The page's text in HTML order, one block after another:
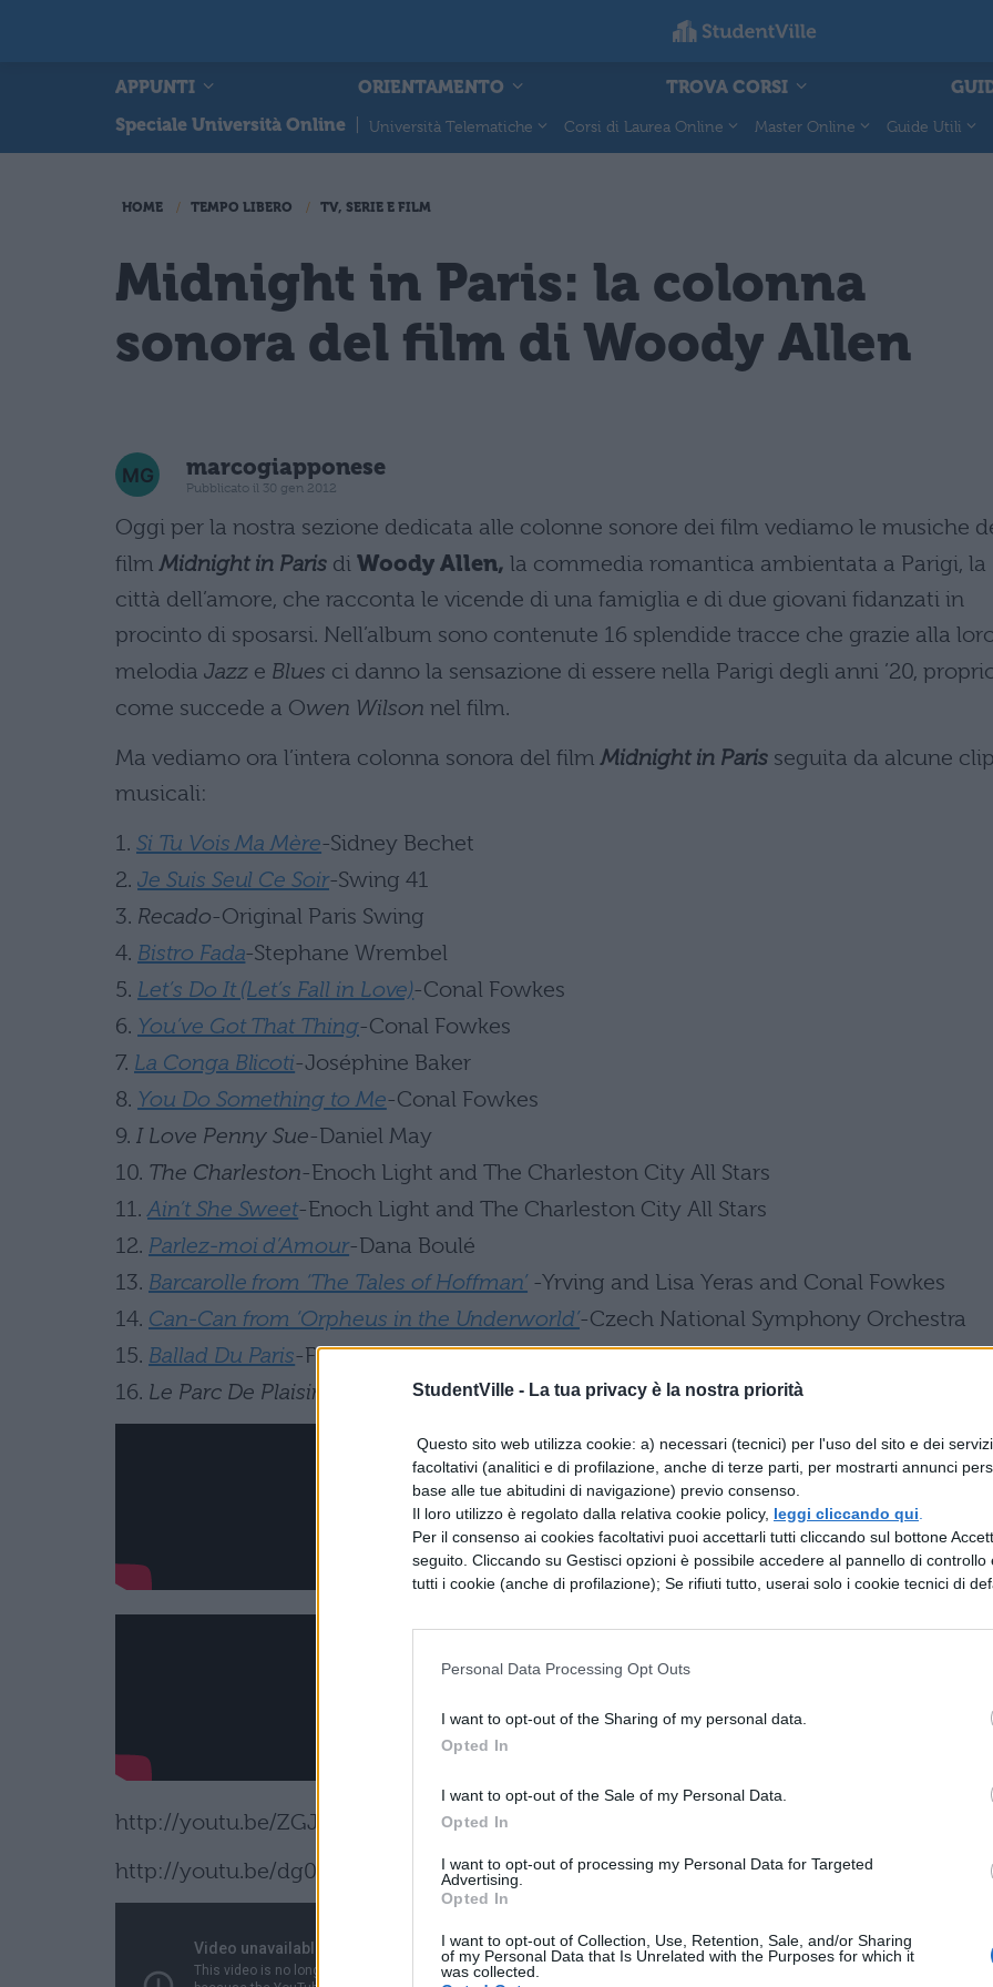
StudentVille - La tua privacy è la nostra priorità
Questo sito web utilizza cookie: a) necessari (tecnici) per l'uso del sito e dei
facoltativi (analitici e di profilazione, anche di terze parti, per mostrarti annunci
base alle tue abitudini di navigazione) previo consenso.
Il loro utilizzo è regolato dalla relativa cookie policy, leggi cliccando qui
Per il consenso ai cookies facoltativi puoi accettarli tutti cliccando sul bottone
seguito. Cliccando su Gestisci opzioni è possibile accedere al pannello di controllo
tutti i cookie (anche di profilazione); Se rifiuti tutto, userai solo i cookie tecnici di
Personal Data Processing Opt Outs
I want to opt-out of the Sharing of my personal data.
Opted In
I want to opt-out of the Sale of my Personal Data.
Opted In
I want to opt-out of processing my Personal Data for Targeted
Advertising.
Opted In
I want to opt-out of Collection, Use, Retention, Sale, and/or Sharing
of my Personal Data that Is Unrelated with the Purposes for which it
was collected.
APPUNTI ORIENTAMENTO TROVA CORSI
Speciale Università Online
Università Telematiche Corsi di Laurea Online Master Online Guide Utili
HOME TEMPO LIBERO TV, SERIE E FILM
Midnight in Paris: la colonna
sonora del film di Woody Allen
marcogiapponese
Pubblicato il 30 gen 2012
Oggi per la nostra sezione dedicata alle colonne sonore dei film vediamo le musiche
filmMidnight in Paris di Woody Allen, la commedia romantica ambientata a Parigi, la
città dell’amore, che racconta le vicende di una famiglia e di due giovani fidanzati in
procinto di sposarsi. Nell’album sono contenute 16 splendide tracce che grazie alla
melodia Jazz e Blues ci danno la sensazione di essere nella Parigi degli anni ’20,
come succede a Owen Wilson nel film.
Ma vediamo ora l’intera colonna sonora del filmMidnight in Paris seguita da alcune clip
musicali:
1. Si Tu Vois Ma Mère-Sidney Bechet
2. Je Suis Seul Ce Soir-Swing 41
3. Recado-Original Paris Swing
4. Bistro Fada-Stephane Wrembel
5. Let’s Do It (Let’s Fall in Love)-Conal Fowkes
6. You’ve Got That Thing-Conal Fowkes
7. La Conga Blicoti-Joséphine Baker
8. You Do Something to Me-Conal Fowkes
9. I Love Penny Sue-Daniel May
10. The Charleston-Enoch Light and The Charleston City All Stars
11.Ain’t She Sweet-Enoch Light and The Charleston City All Stars
12. Parlez-moi d’Amour-Dana Boulé
13. Barcarolle from ‘The Tales of Hoffman’-Yrving and Lisa Yeras and Conal Fowkes
14. Can-Can from ‘Orpheus in the Underworld’-Czech National Symphony Orchestra
15. Ballad Du Paris-François Parisi
16. Le Parc De Plaisir -François Parisi
http://youtu.be/ZGJo77UYnrI
http://youtu.be/dg0ZV8PDnVY